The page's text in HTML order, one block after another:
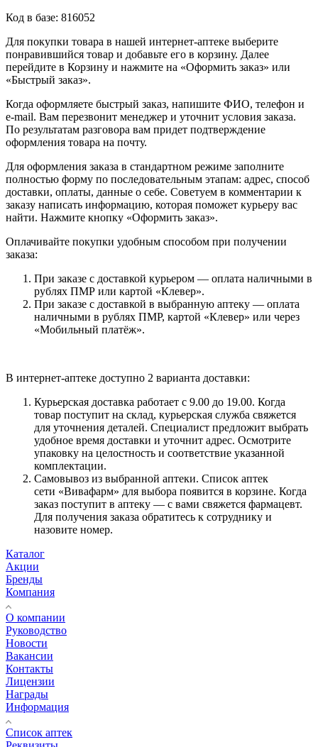
Код в базе: 816052
Для покупки товара в нашей интернет-аптеке выберите
понравившийся товар и добавьте его в корзину. Далее
перейдите в Корзину и нажмите на «Оформить заказ» или
«Быстрый заказ».
Когда оформляете быстрый заказ, напишите ФИО, телефон и
e-mail. Вам перезвонит менеджер и уточнит условия заказа.
По результатам разговора вам придет подтверждение
оформления товара на почту.
Для оформления заказа в стандартном режиме заполните
полностью форму по последовательным этапам: адрес, способ
доставки, оплаты, данные о себе. Советуем в комментарии к
заказу написать информацию, которая поможет курьеру вас
найти. Нажмите кнопку «Оформить заказ».
Оплачивайте покупки удобным способом при получении
заказа:
При заказе с доставкой курьером — оплата наличными в
рублях ПМР или картой «Клевер».
При заказе с доставкой в выбранную аптеку — оплата
наличными в рублях ПМР, картой «Клевер» или через
«Мобильный платёж».
В интернет-аптеке доступно 2 варианта доставки:
Курьерская доставка работает с 9.00 до 19.00. Когда
товар поступит на склад, курьерская служба свяжется
для уточнения деталей. Специалист предложит выбрать
удобное время доставки и уточнит адрес. Осмотрите
упаковку на целостность и соответствие указанной
комплектации.
Самовывоз из выбранной аптеки. Список аптек
сети «Вивафарм» для выбора появится в корзине. Когда
заказ поступит в аптеку — с вами свяжется фармацевт.
Для получения заказа обратитесь к сотруднику и
назовите номер.
Каталог
Акции
Бренды
Компания
О компании
Руководство
Новости
Вакансии
Контакты
Лицензии
Награды
Информация
Список аптек